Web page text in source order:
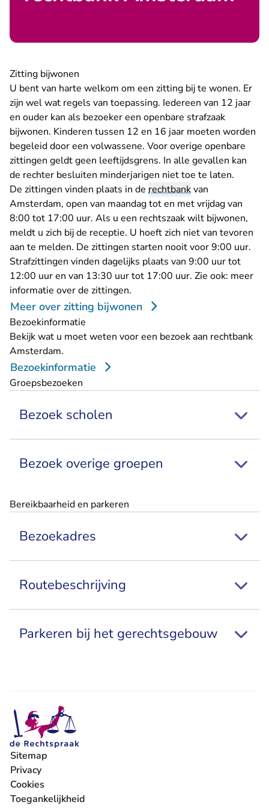
Zitting bijwonen
U bent van harte welkom om een zitting bij te wonen. Er
zijn wel wat regels van toepassing. Iedereen van 12 jaar
en ouder kan als bezoeker een openbare strafzaak
bijwonen. Kinderen tussen 12 en 16 jaar moeten worden
begeleid door een volwassene. Voor overige openbare
zittingen geldt geen leeftijdsgrens. In alle gevallen kan
de rechter besluiten minderjarigen niet toe te laten.
De zittingen vinden plaats in de rechtbankvan
Amsterdam, open van maandag tot en met vrijdag van
8:00 tot 17:00 uur. Als u een rechtszaak wilt bijwonen,
meldt u zich bij de receptie. U hoeft zich niet van tevoren
aan te melden. De zittingen starten nooit voor 9:00 uur.
Strafzittingen vinden dagelijks plaats van 9:00 uur tot
12:00 uur en van 13:30 uur tot 17:00 uur. Zie ook: meer
informatie over de zittingen.
Meer over zitting bijwonen
Bezoekinformatie
Bekijk wat u moet weten voor een bezoek aan rechtbank
Amsterdam.
Bezoekinformatie
Groepsbezoeken
Bezoek scholen
Bezoek overige groepen
Bereikbaarheid en parkeren
Bezoekadres
Routebeschrijving
Parkeren bij het gerechtsgebouw
Sitemap
Privacy
Cookies
Toegankelijkheid